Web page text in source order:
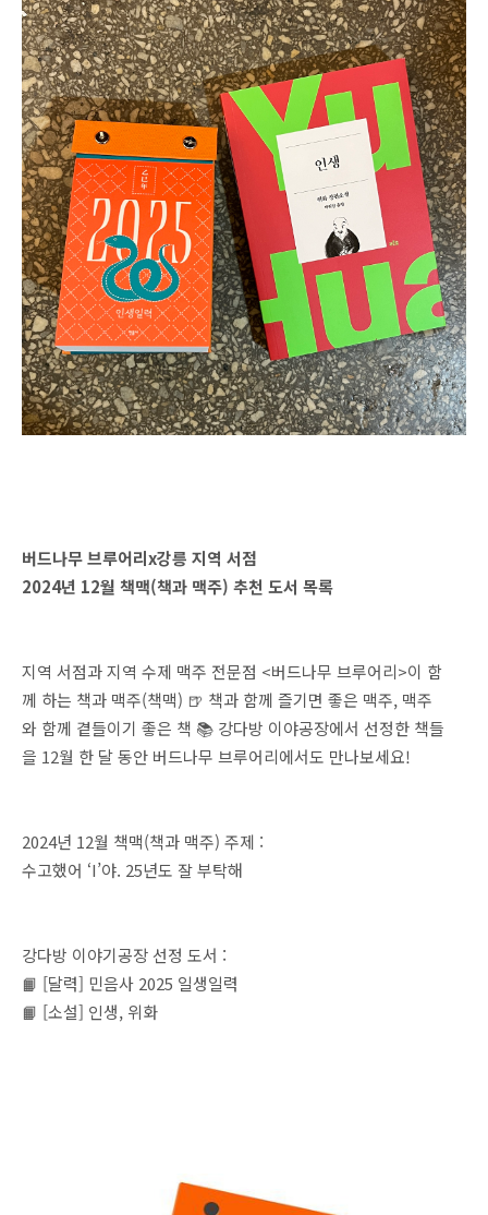
버드나무 브루어리x강릉 지역 서점
2024년 12월 책맥(책과 맥주) 추천 도서 목록
지역 서점과 지역 수제 맥주 전문점 <버드나무 브루어리>이 함
께 하는 책과 맥주(책맥) 🍺 책과 함께 즐기면 좋은 맥주, 맥주
와 함께 곁들이기 좋은 책 📚 강다방 이야공장에서 선정한 책들
을 12월 한 달 동안 버드나무 브루어리에서도 만나보세요!
2024년 12월 책맥(책과 맥주) 주제 :
수고했어 ‘I’야. 25년도 잘 부탁해
강다방 이야기공장 선정 도서 :
📙 [달력] 민음사 2025 일생일력
📙 [소설] 인생, 위화